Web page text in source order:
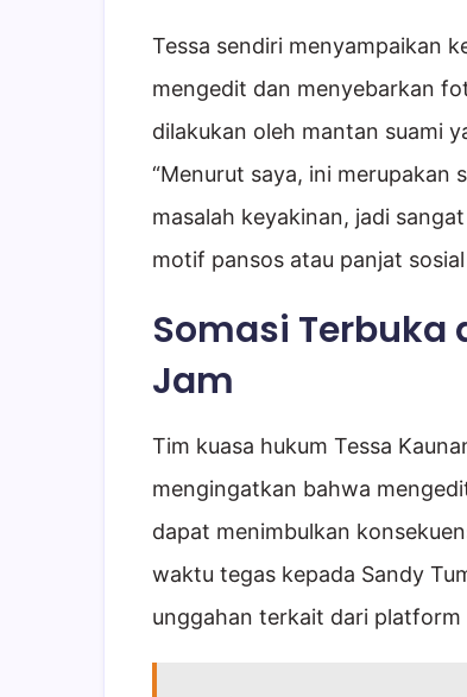
Tessa sendiri menyampaikan
mengedit dan menyebarkan
dilakukan oleh mantan suami
“Menurut saya, ini
masalah keyakinan, jadi
motif pansos atau panjat
Somasi Terbuka
Jam
Tim kuasa hukum Tessa
mengingatkan bahwa
dapat menimbulkan
waktu tegas kepada Sandy
unggahan terkait dari platform